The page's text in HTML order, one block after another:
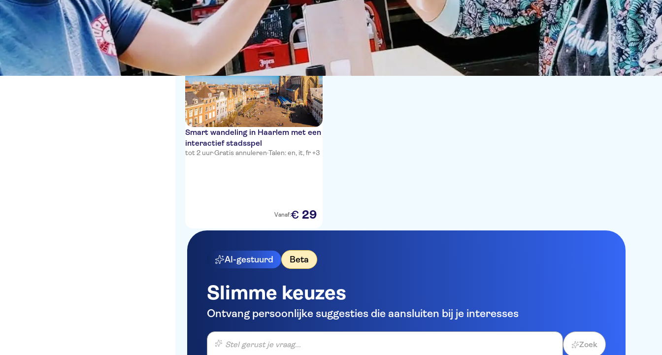
Wandeltochten
Duits
Engels
Spaans
Frans
Italiaans
Nederlands
1 Ervaringen
Smart wandeling in Haarlem met een
interactief stadsspel
tot 2 uur·Gratis annuleren·Talen: en, it, fr +3
Vanaf:€ 29
AI-gestuurd Beta
Slimme keuzes
Ontvang persoonlijke suggesties die aansluiten bij je interesses
Stel gerust je vraag...
Zoek